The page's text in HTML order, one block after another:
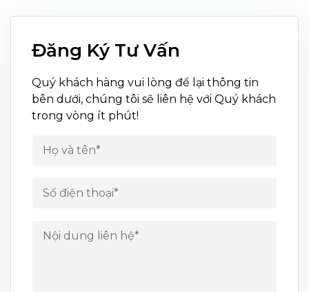
Đăng Ký Tư Vấn
Quý khách hàng vui lòng để lại thông tin
bên dưới, chúng tôi sẽ liên hệ với Quý khách
trong vòng ít phút!